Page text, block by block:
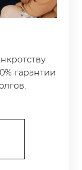
гарантии